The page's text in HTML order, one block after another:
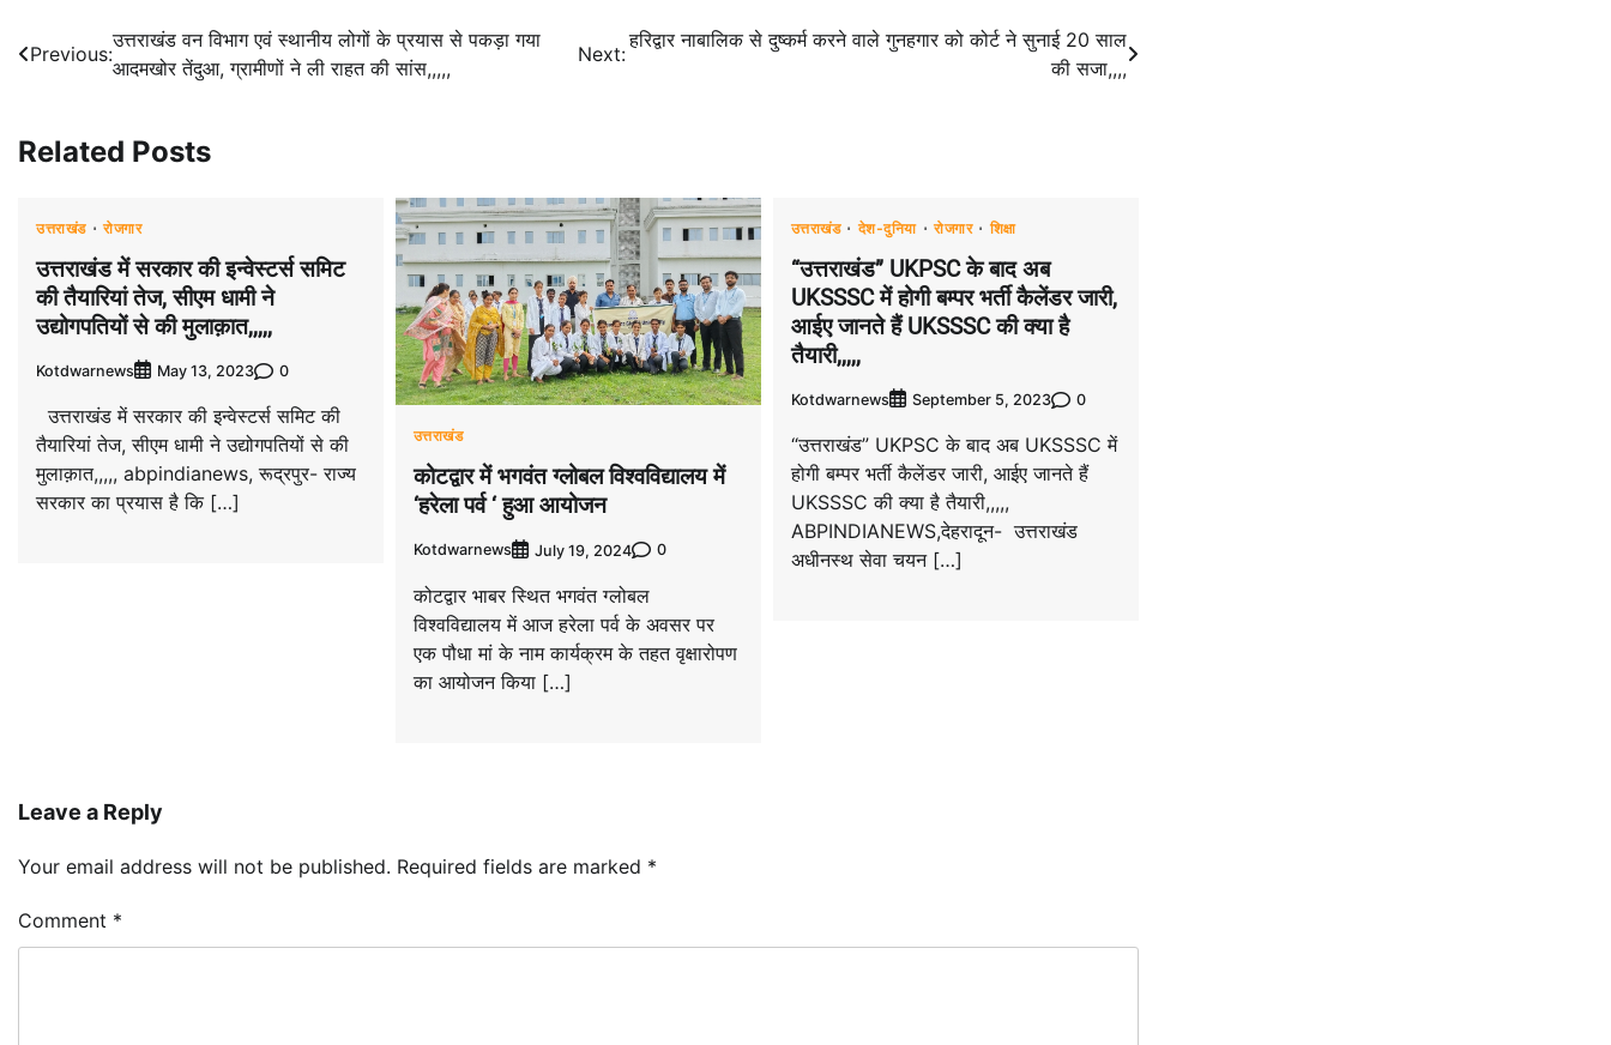
Post
navigation
Previous:
उत्तराखंड वन विभाग एवं स्थानीय लोगों के प्रयास से पकड़ा गया
आदमखोर तेंदुआ, ग्रामीणों ने ली राहत की सांस,,,,,
Next:
हरिद्वार नाबालिक से दुष्कर्म करने वाले गुनहगार को कोर्ट ने सुनाई 20 साल
की सजा,,,,
Related Posts
उत्तराखंड रोजगार
उत्तराखंड में सरकार की इन्वेस्टर्स समिट
की तैयारियां तेज, सीएम धामी ने
उद्योगपतियों से की मुलाक़ात,,,,,
Kotdwarnews May 13, 2023 0
उत्तराखंड में सरकार की इन्वेस्टर्स समिट की
तैयारियां तेज, सीएम धामी ने उद्योगपतियों से की
मुलाक़ात,,,,, abpindianews, रूद्रपुर- राज्य
सरकार का प्रयास है कि […]
उत्तराखंड
कोटद्वार में भगवंत ग्लोबल विश्वविद्यालय में
‘हरेला पर्व ‘ हुआ आयोजन
Kotdwarnews July 19, 2024 0
कोटद्वार भाबर स्थित भगवंत ग्लोबल
विश्वविद्यालय में आज हरेला पर्व के अवसर पर
एक पौधा मां के नाम कार्यक्रम के तहत वृक्षारोपण
का आयोजन किया […]
उत्तराखंड देश-दुनिया रोजगार शिक्षा
“उत्तराखंड” UKPSC के बाद अब
UKSSSC में होगी बम्पर भर्ती कैलेंडर जारी,
आईए जानते हैं UKSSSC की क्या है
तैयारी,,,,,
Kotdwarnews September 5, 2023 0
“उत्तराखंड” UKPSC के बाद अब UKSSSC में
होगी बम्पर भर्ती कैलेंडर जारी, आईए जानते हैं
UKSSSC की क्या है तैयारी,,,,,
ABPINDIANEWS,देहरादून- उत्तराखंड
अधीनस्थ सेवा चयन […]
Leave a Reply
Your email address will not be published. Required fields are marked *
Comment *